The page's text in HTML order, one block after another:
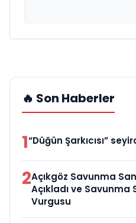
🔥 Son Haberler
1“Düğün Şarkıcısı”
2Açıkgöz Savunma
Açıkladı ve
Vurgusu